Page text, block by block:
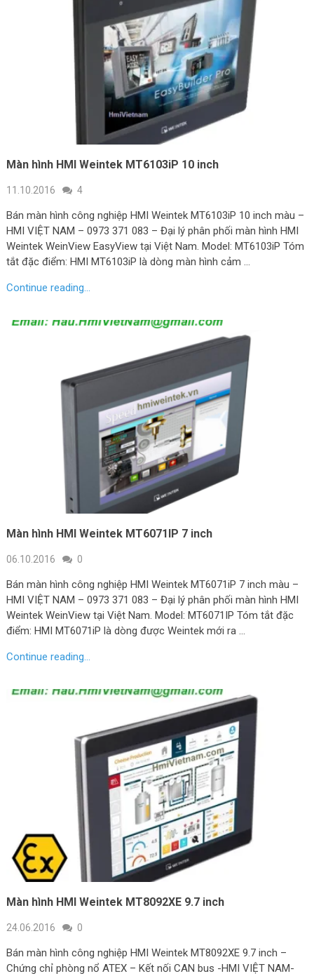
Màn hình HMI Weintek MT6103iP 10 inch
11.10.2016 4
Bán màn hình công nghiệp HMI Weintek MT6103iP 10 inch màu –
HMI VIỆT NAM – 0973 371 083 – Đại lý phân phối màn hình HMI
Weintek WeinView EasyView tại Việt Nam. Model: MT6103iP Tóm
tắt đặc điểm: HMI MT6103iP là dòng màn hình cảm …
Continue reading...
Màn hình HMI Weintek MT6071IP 7 inch
06.10.2016 0
Bán màn hình công nghiệp HMI Weintek MT6071iP 7 inch màu –
HMI VIỆT NAM – 0973 371 083 – Đại lý phân phối màn hình HMI
Weintek WeinView tại Việt Nam. Model: MT6071IP Tóm tắt đặc
điểm: HMI MT6071iP là dòng được Weintek mới ra …
Continue reading...
Màn hình HMI Weintek MT8092XE 9.7 inch
24.06.2016 0
Bán màn hình công nghiệp HMI Weintek MT8092XE 9.7 inch –
Chứng chỉ phòng nổ ATEX – Kết nối CAN bus -HMI VIỆT NAM-